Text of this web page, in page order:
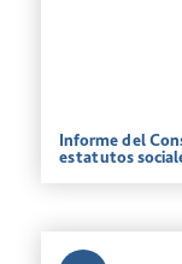
Informe del
estatutos